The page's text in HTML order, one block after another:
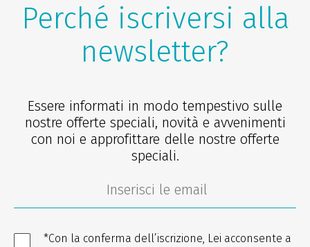
Perché iscriversi alla
newsletter?
Essere informati in modo tempestivo sulle
nostre offerte speciali, novità e avvenimenti
con noi e approfittare delle nostre offerte
speciali.
*Con la conferma dell’iscrizione, Lei acconsente a